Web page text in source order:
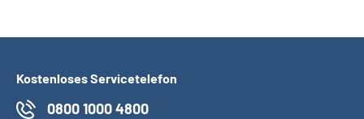
Kostenloses Servicetelefon
0800 1000 4800